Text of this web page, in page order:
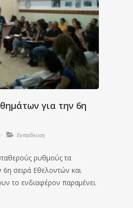
για την 6η
Εκπαίδευση
ρυθμούς τα
6η σειρά Εθελοντών και
το ενδιαφέρον παραμένει